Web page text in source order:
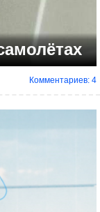
Комментариев: 4